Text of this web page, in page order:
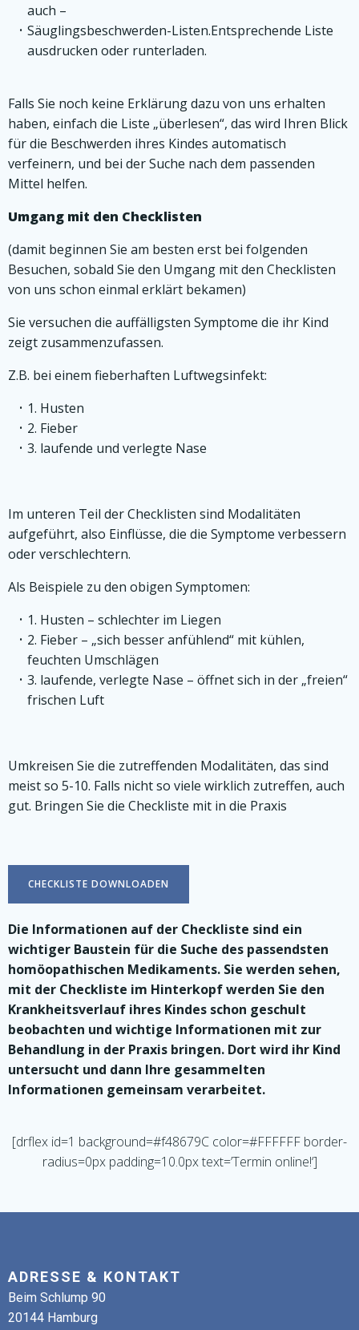
auch –
Säuglingsbeschwerden-Listen.Entsprechende Liste
ausdrucken oder runterladen.
Falls Sie noch keine Erklärung dazu von uns erhalten
haben, einfach die Liste „überlesen“, das wird Ihren Blick
für die Beschwerden ihres Kindes automatisch
verfeinern, und bei der Suche nach dem passenden
Mittel helfen.
Umgang mit den Checklisten
(damit beginnen Sie am besten erst bei folgenden
Besuchen, sobald Sie den Umgang mit den Checklisten
von uns schon einmal erklärt bekamen)
Sie versuchen die auffälligsten Symptome die ihr Kind
zeigt zusammenzufassen.
Z.B. bei einem fieberhaften Luftwegsinfekt:
1. Husten
2. Fieber
3. laufende und verlegte Nase
Im unteren Teil der Checklisten sind Modalitäten
aufgeführt, also Einflüsse, die die Symptome verbessern
oder verschlechtern.
Als Beispiele zu den obigen Symptomen:
1. Husten – schlechter im Liegen
2. Fieber – „sich besser anfühlend“ mit kühlen,
feuchten Umschlägen
3. laufende, verlegte Nase – öffnet sich in der „freien“
frischen Luft
Umkreisen Sie die zutreffenden Modalitäten, das sind
meist so 5-10. Falls nicht so viele wirklich zutreffen, auch
gut. Bringen Sie die Checkliste mit in die Praxis
CHECKLISTE DOWNLOADEN
Die Informationen auf der Checkliste sind ein
wichtiger Baustein für die Suche des passendsten
homöopathischen Medikaments. Sie werden sehen,
mit der Checkliste im Hinterkopf werden Sie den
Krankheitsverlauf ihres Kindes schon geschult
beobachten und wichtige Informationen mit zur
Behandlung in der Praxis bringen. Dort wird ihr Kind
untersucht und dann Ihre gesammelten
Informationen gemeinsam verarbeitet.
[drflex id=1 background=#f48679C color=#FFFFFF border-
radius=0px padding=10.0px text=’Termin online!‘]
ADRESSE & KONTAKT
Beim Schlump 90
20144 Hamburg